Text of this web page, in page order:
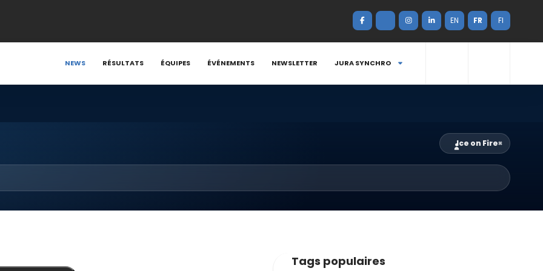
EN FR FI
NEWS RÉSULTATS ÉQUIPES ÉVÉNEMENTS NEWSLETTER JURA SYNCHRO
Ice on Fire×
Tags populaires